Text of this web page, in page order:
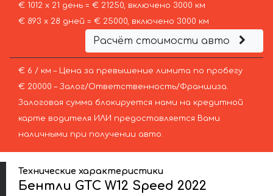
€ 1012 х 21 день = € 21250, включено 3000 км
€ 893 х 28 дней = € 25000, включено 3000 км
Расчёт стоимости авто
€ 6 / км – Цена за превышение лимита по пробегу
€ 20000 – Залог/Ответственность/Франшиза.
Залоговая сумма блокируется нами на кредитной
карте водителя ИЛИ предоставляется Вами
наличными при получении авто.
Технические характеристики
Бентли GTC W12 Speed 2022